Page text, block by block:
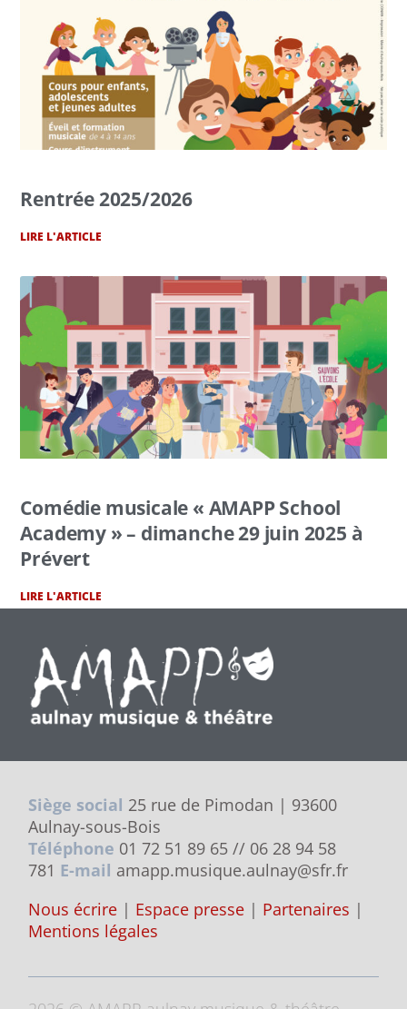
Rentrée 2025/2026
LIRE L'ARTICLE
Comédie musicale « AMAPP School
Academy » – dimanche 29 juin 2025 à
Prévert
LIRE L'ARTICLE
Siège social 25 rue de Pimodan | 93600
Aulnay-sous-Bois
Téléphone 01 72 51 89 65 // 06 28 94 58
781 E-mail amapp.musique.aulnay@sfr.fr
Nous écrire | Espace presse | Partenaires |
Mentions légales